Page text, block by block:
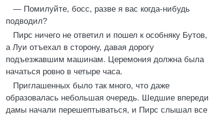
— Помилуйте, босс, разве я вас когда‑нибудь
подводил?
Пирс ничего не ответил и пошел к особняку Бутов,
а Луи отъехал в сторону, давая дорогу
подъезжавшим машинам. Церемония должна была
начаться ровно в четыре часа.
Приглашенных было так много, что даже
образовалась небольшая очередь. Шедшие впереди
дамы начали перешептываться, и Пирс слышал все